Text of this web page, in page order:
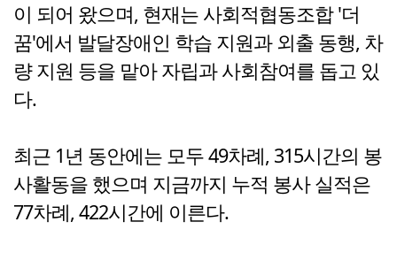
이 되어 왔으며, 현재는 사회적협동조합 '더
꿈'에서 발달장애인 학습 지원과 외출 동행, 차
량 지원 등을 맡아 자립과 사회참여를 돕고 있
다.
최근 1년 동안에는 모두 49차례, 315시간의 봉
사활동을 했으며 지금까지 누적 봉사 실적은
77차례, 422시간에 이른다.